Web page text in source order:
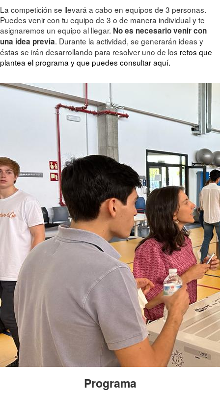
La competición se llevará a cabo en equipos de 3 personas.
Puedes venir con tu equipo de 3 o de manera individual y te
asignaremos un equipo al llegar. No es necesario venir con
una idea previa. Durante la actividad, se generarán ideas y
éstas se irán desarrollando para resolver uno de los retos que
plantea el programa y que puedes consultar aquí.
Programa